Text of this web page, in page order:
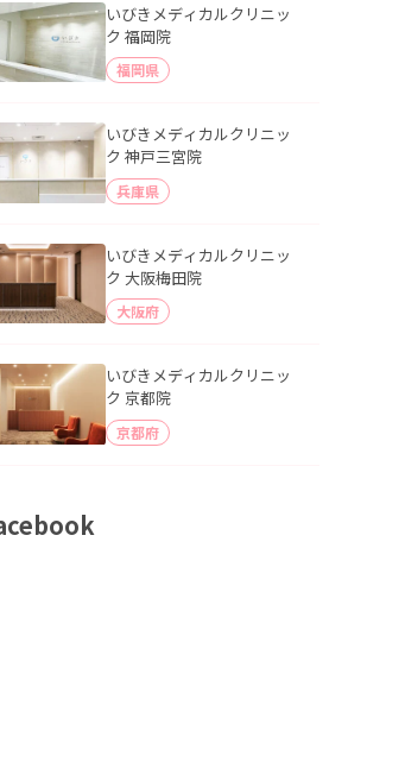
いびきメディカルクリニッ
ク 福岡院
福岡県
いびきメディカルクリニッ
ク 神戸三宮院
兵庫県
いびきメディカルクリニッ
ク 大阪梅田院
大阪府
いびきメディカルクリニッ
ク 京都院
京都府